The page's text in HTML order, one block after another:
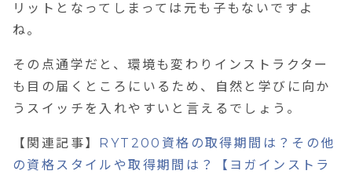
リットとなってしまっては元も子もないですよ
ね。
その点通学だと、環境も変わりインストラクター
も目の届くところにいるため、自然と学びに向か
うスイッチを入れやすいと言えるでしょう。
【関連記事】 RYT200資格の取得期間は？その他
の資格スタイルや取得期間は？【ヨガインストラ